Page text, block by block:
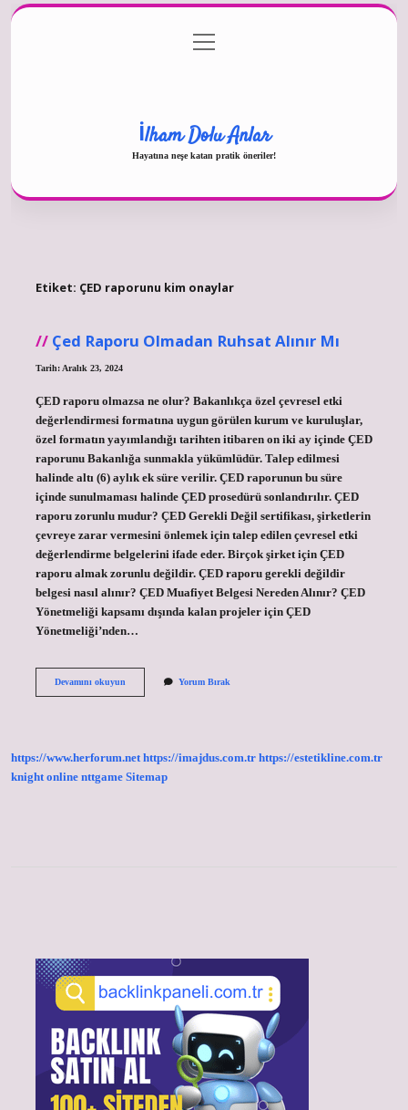
Gizlilik Politikası
menüyü
aç
İlham Dolu Anlar
Hayatına neşe katan pratik öneriler!
Etiket: ÇED raporunu kim onaylar
Çed Raporu Olmadan Ruhsat Alınır Mı
Tarih: Aralık 23, 2024
ÇED raporu olmazsa ne olur? Bakanlıkça özel çevresel etki
değerlendirmesi formatına uygun görülen kurum ve kuruluşlar,
özel formatın yayımlandığı tarihten itibaren on iki ay içinde ÇED
raporunu Bakanlığa sunmakla yükümlüdür. Talep edilmesi
halinde altı (6) aylık ek süre verilir. ÇED raporunun bu süre
içinde sunulmaması halinde ÇED prosedürü sonlandırılır. ÇED
raporu zorunlu mudur? ÇED Gerekli Değil sertifikası, şirketlerin
çevreye zarar vermesini önlemek için talep edilen çevresel etki
değerlendirme belgelerini ifade eder. Birçok şirket için ÇED
raporu almak zorunlu değildir. ÇED raporu gerekli değildir
belgesi nasıl alınır? ÇED Muafiyet Belgesi Nereden Alınır? ÇED
Yönetmeliği kapsamı dışında kalan projeler için ÇED
Yönetmeliği’nden…
Devamını okuyunÇed
Yorum Bırak
https://www.herforum.net https://imajdus.com.tr https://estetikline.com.tr
knight online nttgame Sitemap